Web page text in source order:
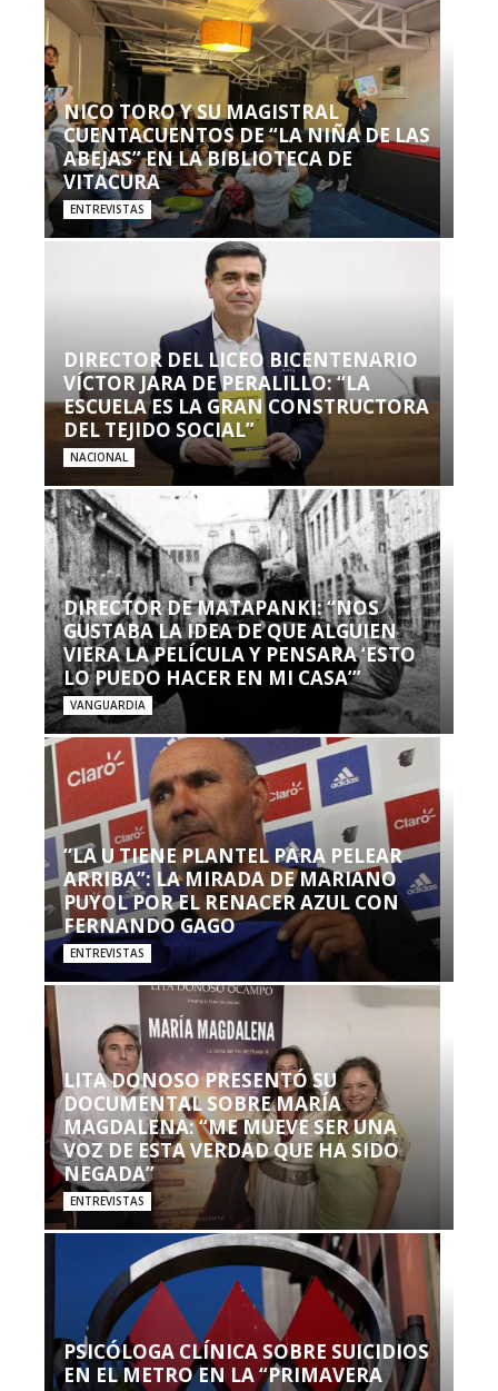
NICO TORO Y SU MAGISTRAL
CUENTACUENTOS DE “LA NIÑA DE LAS
ABEJAS” EN LA BIBLIOTECA DE
VITACURA
ENTREVISTAS
DIRECTOR DEL LICEO BICENTENARIO
VÍCTOR JARA DE PERALILLO: “LA
ESCUELA ES LA GRAN CONSTRUCTORA
DEL TEJIDO SOCIAL”
NACIONAL
DIRECTOR DE MATAPANKI: “NOS
GUSTABA LA IDEA DE QUE ALGUIEN
VIERA LA PELÍCULA Y PENSARA ‘ESTO
LO PUEDO HACER EN MI CASA’”
VANGUARDIA
“LA U TIENE PLANTEL PARA PELEAR
ARRIBA”: LA MIRADA DE MARIANO
PUYOL POR EL RENACER AZUL CON
FERNANDO GAGO
ENTREVISTAS
LITA DONOSO PRESENTÓ SU
DOCUMENTAL SOBRE MARÍA
MAGDALENA: “ME MUEVE SER UNA
VOZ DE ESTA VERDAD QUE HA SIDO
NEGADA”
ENTREVISTAS
PSICÓLOGA CLÍNICA SOBRE SUICIDIOS
EN EL METRO EN LA “PRIMAVERA